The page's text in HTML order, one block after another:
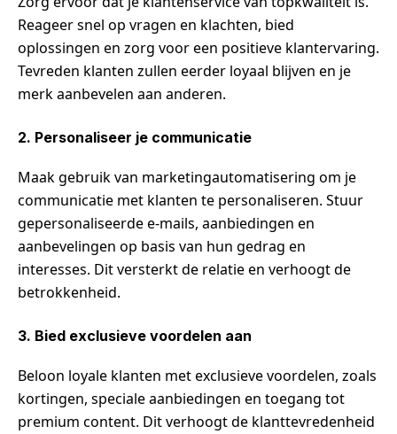
Reageer snel op vragen en klachten, bied
oplossingen en zorg voor een positieve klantervaring.
Tevreden klanten zullen eerder loyaal blijven en je
merk aanbevelen aan anderen.
2. Personaliseer je communicatie
Maak gebruik van marketingautomatisering om je
communicatie met klanten te personaliseren. Stuur
gepersonaliseerde e-mails, aanbiedingen en
aanbevelingen op basis van hun gedrag en
interesses. Dit versterkt de relatie en verhoogt de
betrokkenheid.
3. Bied exclusieve voordelen aan
Beloon loyale klanten met exclusieve voordelen, zoals
kortingen, speciale aanbiedingen en toegang tot
premium content. Dit verhoogt de klanttevredenheid